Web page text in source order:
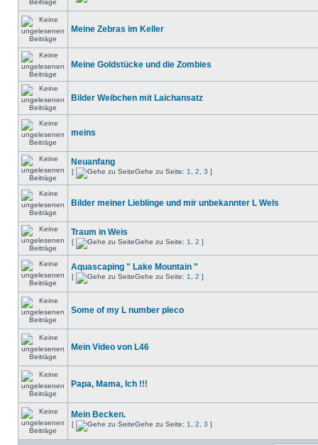
Meine Zebras im Keller
Meine Goldstücke und die Zombies
Bilder Weibchen mit Laichansatz
meins
Neuanfang
[ Gehe zu Seite: 1 2 3 ]
Bilder meiner Lieblinge und mir unbekannter L Wels
Traum in Weis
[ Gehe zu Seite: 1 2 ]
Aquascaping " Lake Mountain "
[ Gehe zu Seite: 1 2 ]
Some of my L number pleco
Mein Video von L46
Papa, Mama, Ich !!!
Mein Becken.
[ Gehe zu Seite: 1 2 3 ]